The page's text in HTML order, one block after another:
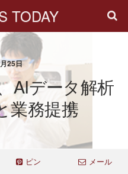
TODAY
25日
AIデータ解析
業務提携
ピン メール